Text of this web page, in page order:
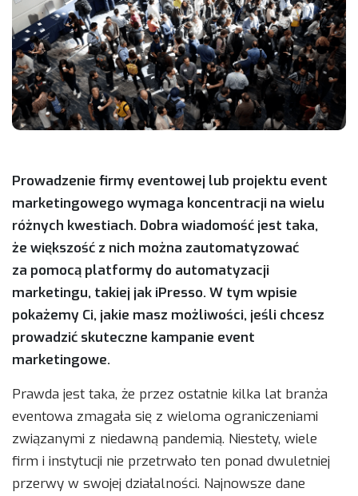
Prowadzenie firmy eventowej lub projektu event
marketingowego wymaga koncentracji na wielu
różnych kwestiach. Dobra wiadomość jest taka,
że większość z nich można zautomatyzować
za pomocą platformy do automatyzacji
marketingu, takiej jak iPresso. W tym wpisie
pokażemy Ci, jakie masz możliwości, jeśli chcesz
prowadzić skuteczne kampanie event
marketingowe.
Prawda jest taka, że przez ostatnie kilka lat branża
eventowa zmagała się z wieloma ograniczeniami
związanymi z niedawną pandemią. Niestety, wiele
firm i instytucji nie przetrwało ten ponad dwuletniej
przerwy w swojej działalności. Najnowsze dane